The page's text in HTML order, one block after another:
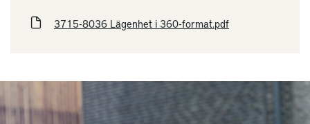
3715-8036 Lägenhet i 360-format.pdf